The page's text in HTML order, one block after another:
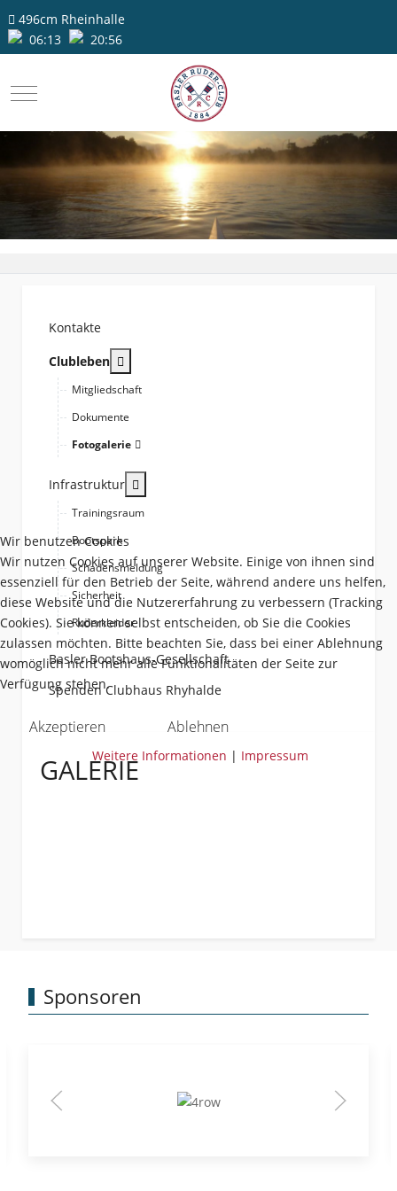
496cm Rheinhalle
06:13
20:56
Mobile Menu Toggle
Kontakte
Clubleben
Mitgliedschaft
Dokumente
Fotogalerie
Infrastruktur
Trainingsraum
Bootspark
Schadensmeldung
Sicherheit
Ruderkleider
Basler Bootshaus-Gesellschaft
Spenden Clubhaus Rhyhalde
GALERIE
Sponsoren
Wir benutzen Cookies
Wir nutzen Cookies auf unserer Website. Einige von ihnen sind
essenziell für den Betrieb der Seite, während andere uns helfen,
diese Website und die Nutzererfahrung zu verbessern (Tracking
Cookies). Sie können selbst entscheiden, ob Sie die Cookies
zulassen möchten. Bitte beachten Sie, dass bei einer Ablehnung
womöglich nicht mehr alle Funktionalitäten der Seite zur
Verfügung stehen.
Akzeptieren Ablehnen
Weitere Informationen | Impressum